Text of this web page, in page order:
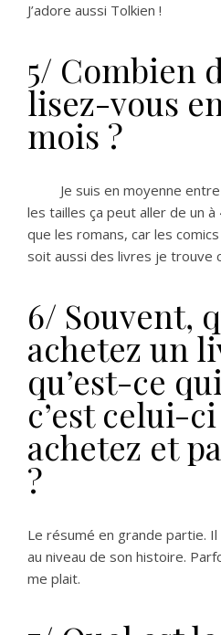
J’adore aussi Tolkien !
5/ Combien
lisez-vous
mois ?
Je suis en moyenne entre
les tailles ça peut aller de un
que les romans, car les
soit aussi des livres je trouve
6/ Souvent,
achetez un
qu’est-ce
c’est celui-
achetez et
?
Le résumé en grande partie.
au niveau de son histoire.
me plait.